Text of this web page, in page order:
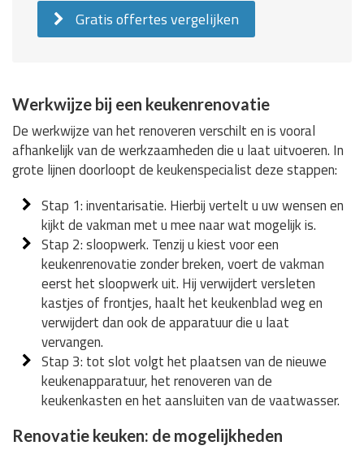
Gratis offertes vergelijken
Werkwijze bij een keukenrenovatie
De werkwijze van het renoveren verschilt en is vooral
afhankelijk van de werkzaamheden die u laat uitvoeren. In
grote lijnen doorloopt de keukenspecialist deze stappen:
Stap 1: inventarisatie. Hierbij vertelt u uw wensen en
kijkt de vakman met u mee naar wat mogelijk is.
Stap 2: sloopwerk. Tenzij u kiest voor een
keukenrenovatie zonder breken, voert de vakman
eerst het sloopwerk uit. Hij verwijdert versleten
kastjes of frontjes, haalt het keukenblad weg en
verwijdert dan ook de apparatuur die u laat
vervangen.
Stap 3: tot slot volgt het plaatsen van de nieuwe
keukenapparatuur, het renoveren van de
keukenkasten en het aansluiten van de vaatwasser.
Renovatie keuken: de mogelijkheden